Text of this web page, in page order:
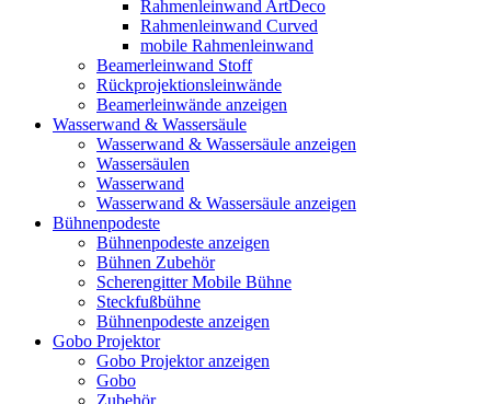
Rahmenleinwand ArtDeco
Rahmenleinwand Curved
mobile Rahmenleinwand
Beamerleinwand Stoff
Rückprojektionsleinwände
Beamerleinwände anzeigen
Wasserwand & Wassersäule
Wasserwand & Wassersäule anzeigen
Wassersäulen
Wasserwand
Wasserwand & Wassersäule anzeigen
Bühnenpodeste
Bühnenpodeste anzeigen
Bühnen Zubehör
Scherengitter Mobile Bühne
Steckfußbühne
Bühnenpodeste anzeigen
Gobo Projektor
Gobo Projektor anzeigen
Gobo
Zubehör